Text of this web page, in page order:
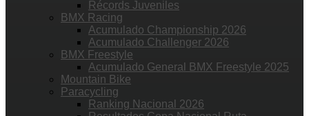
Récords Juveniles
BMX Racing
Acumulado Championship 2026
Acumulado Challenger 2026
BMX Freestyle
Acumulado General BMX Freestyle 2025
Mountain Bike
Paracycling
Ranking Nacional 2026